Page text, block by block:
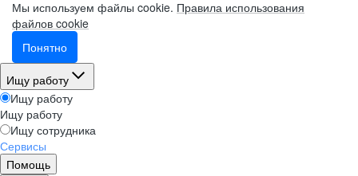
Мы используем файлы cookie. Правила использования
файлов cookie
Понятно
Ищу работу
Ищу работу
Ищу работу
Ищу сотрудника
Сервисы
Помощь